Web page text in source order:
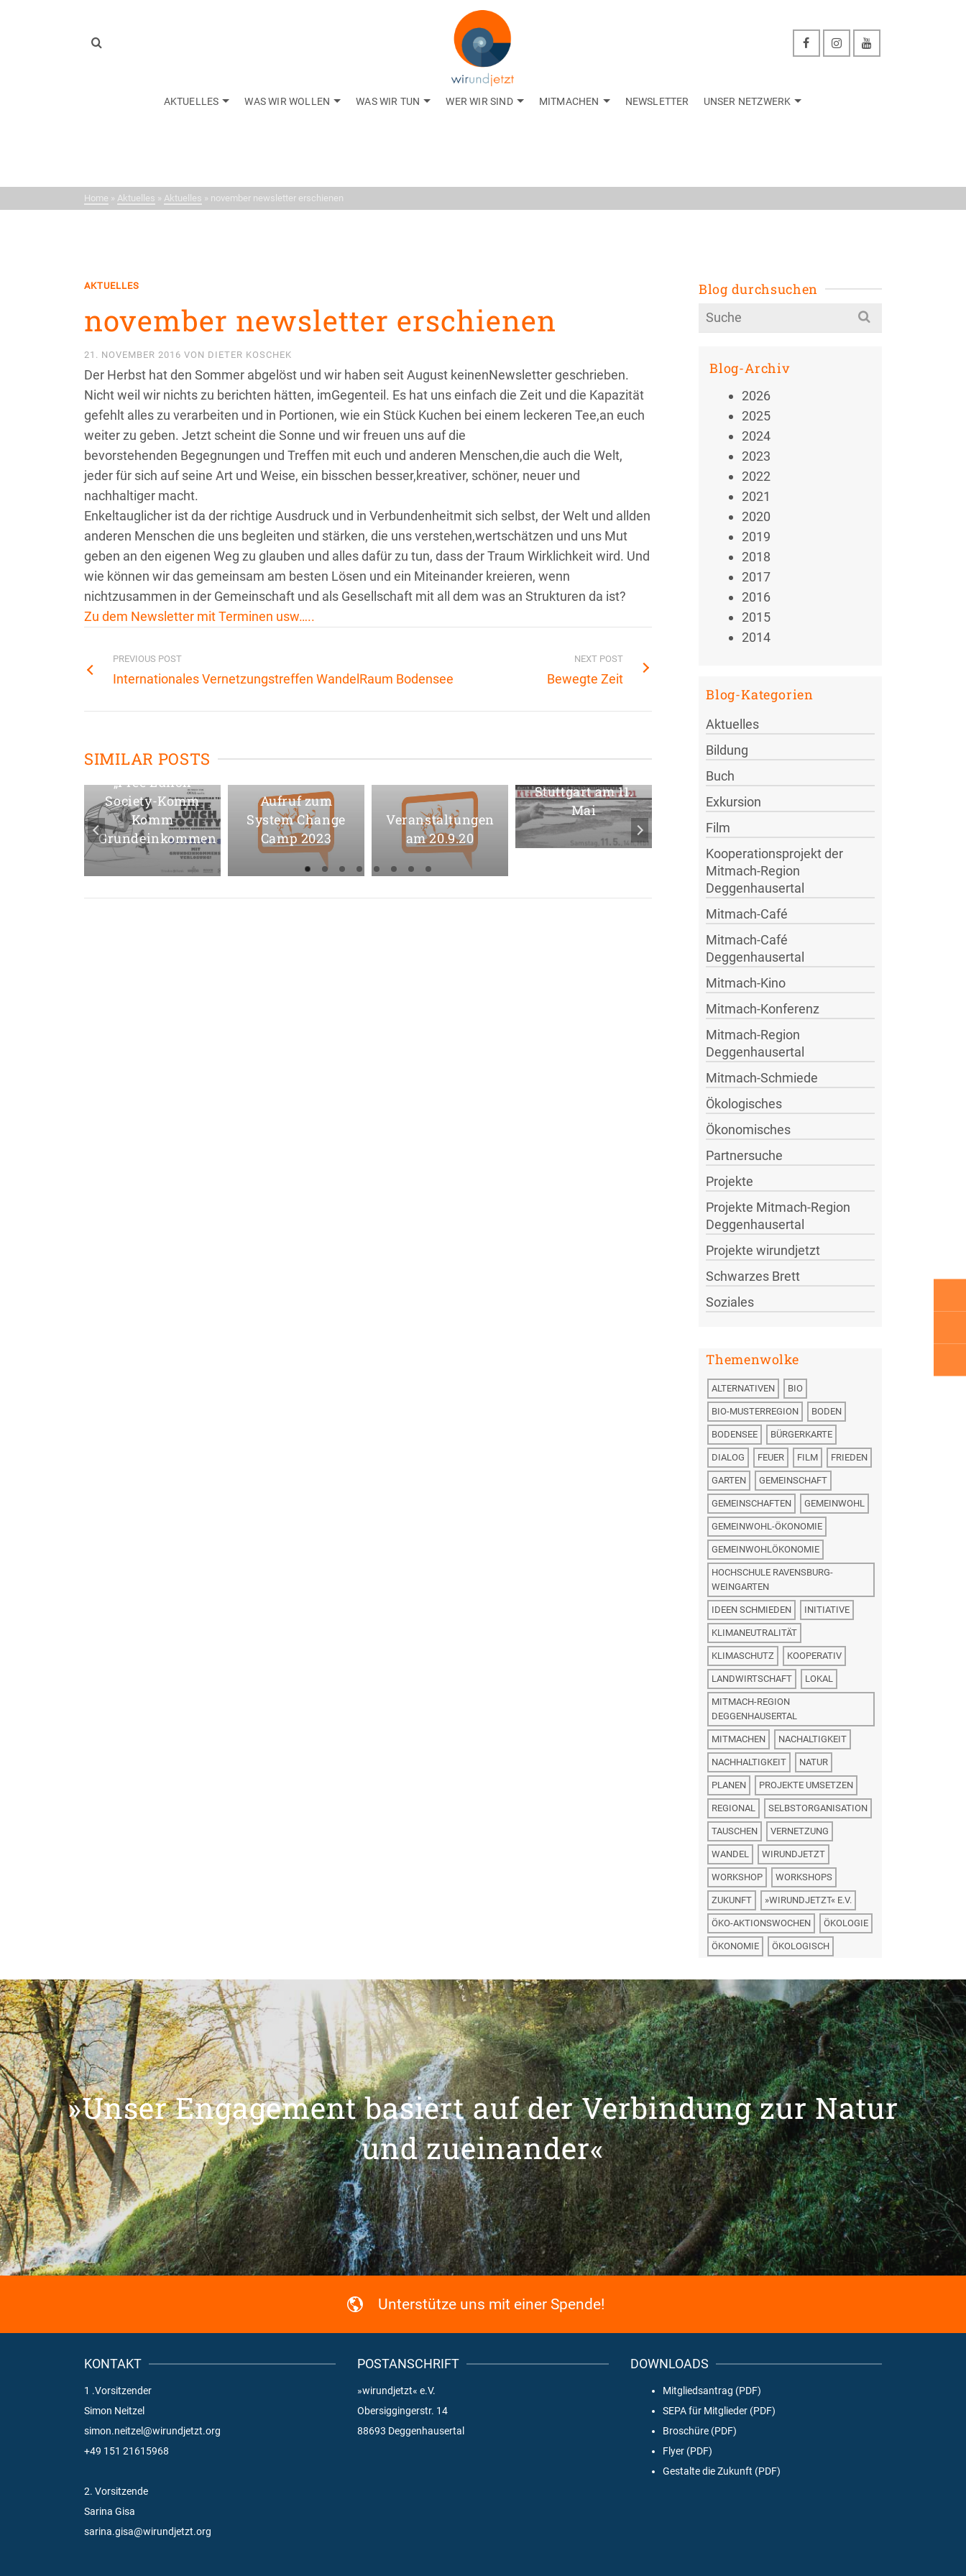
AKTUELLES WAS WIR WOLLEN WAS WIR TUN WER WIR SIND MITMACHEN NEWSLETTER UNSER NETZWERK
Neuigkeiten aus dem Netzwerk
Home » Aktuelles » Aktuelles » november newsletter erschienen
AKTUELLES
november newsletter erschienen
21. NOVEMBER 2016 VON DIETER KOSCHEK
Der Herbst hat den Sommer abgelöst und wir haben seit August keinenNewsletter geschrieben.
Nicht weil wir nichts zu berichten hätten, imGegenteil. Es hat uns einfach die Zeit und die Kapazität
gefehlt alles zu verarbeiten und in Portionen, wie ein Stück Kuchen bei einem leckeren Tee,an euch
weiter zu geben. Jetzt scheint die Sonne und wir freuen uns auf die
bevorstehenden Begegnungen und Treffen mit euch und anderen Menschen,die auch die Welt,
jeder für sich auf seine Art und Weise, ein bisschen besser,kreativer, schöner, neuer und
nachhaltiger macht.
Enkeltauglicher ist da der richtige Ausdruck und in Verbundenheitmit sich selbst, der Welt und allden
anderen Menschen die uns begleiten und stärken, die uns verstehen,wertschätzen und uns Mut
geben an den eigenen Weg zu glauben und alles dafür zu tun, dass der Traum Wirklichkeit wird. Und
wie können wir das gemeinsam am besten Lösen und ein Miteinander kreieren, wenn
nichtzusammen in der Gemeinschaft und als Gesellschaft mit all dem was an Strukturen da ist?
Zu dem Newsletter mit Terminen usw…..
PREVIOUS POST
Internationales Vernetzungstreffen WandelRaum Bodensee
NEXT POST
Bewegte Zeit
SIMILAR POSTS
Kinostart von
„Free Lunch
Society-Komm
Komm
Grundeinkommen
Aufruf zum
System Change
Camp 2023
Veranstaltungen
am 20.9.20
Samstags-Demo
Stuttgart am 11.
Mai
Unterstützung
für unser
Permakultur-
Projekt in
Uganda
Bodenseekonferenz
Blog durchsuchen
Search
for:
Blog-Archiv
2026
2025
2024
2023
2022
2021
2020
2019
2018
2017
2016
2015
2014
Blog-Kategorien
Aktuelles
Bildung
Buch
Exkursion
Film
Kooperationsprojekt der
Mitmach-Region
Deggenhausertal
Mitmach-Café
Mitmach-Café
Deggenhausertal
Mitmach-Kino
Mitmach-Konferenz
Mitmach-Region
Deggenhausertal
Mitmach-Schmiede
Ökologisches
Ökonomisches
Partnersuche
Projekte
Projekte Mitmach-Region
Deggenhausertal
Projekte wirundjetzt
Schwarzes Brett
Soziales
Themenwolke
ALTERNATIVEN BIO
BIO-MUSTERREGION BODEN
BODENSEE BÜRGERKARTE
DIALOG FEUER FILM FRIEDEN
GARTEN GEMEINSCHAFT
GEMEINSCHAFTEN GEMEINWOHL
GEMEINWOHL-ÖKONOMIE
GEMEINWOHLÖKONOMIE
HOCHSCHULE RAVENSBURG-
WEINGARTEN
IDEEN SCHMIEDEN INITIATIVE
KLIMANEUTRALITÄT
KLIMASCHUTZ KOOPERATIV
LANDWIRTSCHAFT LOKAL
MITMACH-REGION
DEGGENHAUSERTAL
MITMACHEN NACHALTIGKEIT
NACHHALTIGKEIT NATUR
PLANEN PROJEKTE UMSETZEN
REGIONAL SELBSTORGANISATION
TAUSCHEN VERNETZUNG
WANDEL WIRUNDJETZT
WORKSHOP WORKSHOPS
ZUKUNFT »WIRUNDJETZT« E.V.
ÖKO-AKTIONSWOCHEN ÖKOLOGIE
ÖKONOMIE ÖKOLOGISCH
»Unser Engagement basiert auf der Verbindung zur Natur
und zueinander«
Unterstütze uns mit einer Spende!
KONTAKT
1 .Vorsitzender
Simon Neitzel
simon.neitzel@wirundjetzt.org
+49 151 21615968
2. Vorsitzende
Sarina Gisa
sarina.gisa@wirundjetzt.org
POSTANSCHRIFT
»wirundjetzt« e.V.
Obersiggingerstr. 14
88693 Deggenhausertal
DOWNLOADS
Mitgliedsantrag (PDF)
SEPA für Mitglieder (PDF)
Broschüre (PDF)
Flyer (PDF)
Gestalte die Zukunft (PDF)